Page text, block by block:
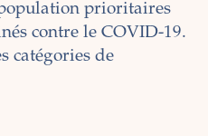
prioritaires
contre le COVID-19.
catégories de